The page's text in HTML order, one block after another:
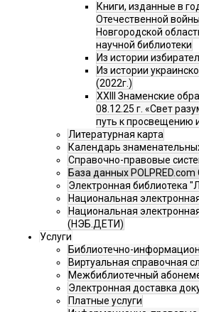
Книги, изданные в
Отечественной
Новгородской
научной библиотеки
Из истории
Из истории
(2022г.)
XXIII Знаменские
08.12.25 г. «Свет
путь к просвещению
Литературная карта
Календарь
Справочно-правовые
База данных
Электронная библиотека
Национальная
Национальная
(НЭБ.ДЕТИ)
Услуги
Библиотечно-
Виртуальная справочная
Межбиблиотечный
Электронная доставка
Платные услуги